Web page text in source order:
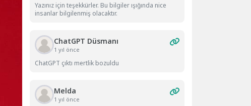
Yazınız için teşekkürler. Bu bilgiler ışığında nice
insanlar bilgilenmiş olacaktır.
ChatGPT Düsmanı
1 yıl önce
ChatGPT çıktı mertlik bozuldu
Melda
1 yıl önce